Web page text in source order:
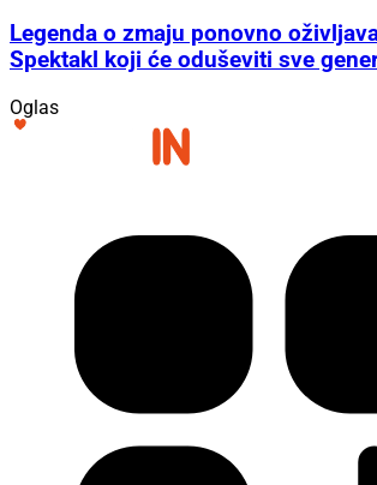
Legenda o zmaju ponovno
Spektakl koji će oduševiti sve
Oglas